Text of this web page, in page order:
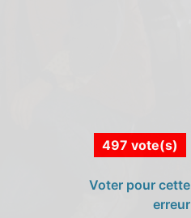
497 vote(s)
Voter pour cette
erreur